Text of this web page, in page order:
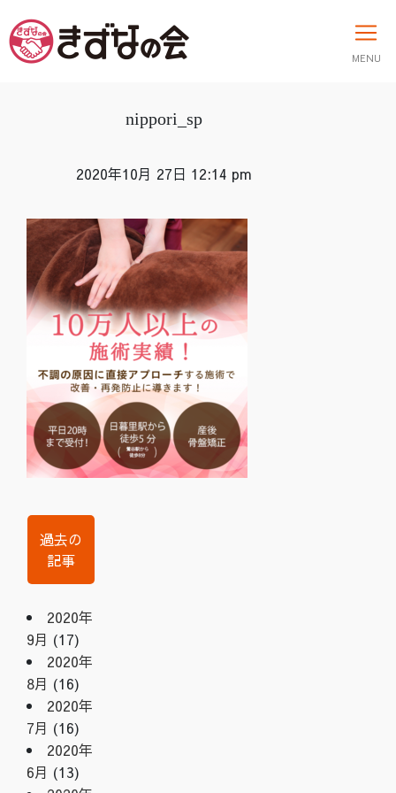
MENU
nippori_sp
2020年10月 27日 12:14 pm
過去の
記事
2020年
9月 (17)
2020年
8月 (16)
2020年
7月 (16)
2020年
6月 (13)